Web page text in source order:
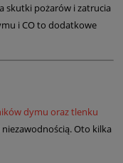
skutki pożarów i zatrucia
i CO to dodatkowe
dymu oraz tlenku
Oto kilka